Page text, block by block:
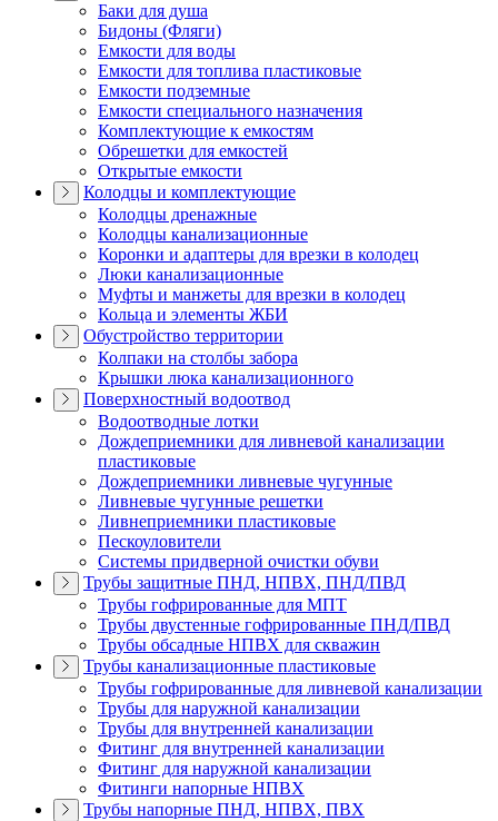
Баки для душа
Бидоны (Фляги)
Емкости для воды
Емкости для топлива пластиковые
Емкости подземные
Емкости специального назначения
Комплектующие к емкостям
Обрешетки для емкостей
Открытые емкости
Колодцы и комплектующие
Колодцы дренажные
Колодцы канализационные
Коронки и адаптеры для врезки в колодец
Люки канализационные
Муфты и манжеты для врезки в колодец
Кольца и элементы ЖБИ
Обустройство территории
Колпаки на столбы забора
Крышки люка канализационного
Поверхностный водоотвод
Водоотводные лотки
Дождеприемники для ливневой канализации
пластиковые
Дождеприемники ливневые чугунные
Ливневые чугунные решетки
Ливнеприемники пластиковые
Пескоуловители
Системы придверной очистки обуви
Трубы защитные ПНД, НПВХ, ПНД/ПВД
Трубы гофрированные для МПТ
Трубы двустенные гофрированные ПНД/ПВД
Трубы обсадные НПВХ для скважин
Трубы канализационные пластиковые
Трубы гофрированные для ливневой канализации
Трубы для наружной канализации
Трубы для внутренней канализации
Фитинг для внутренней канализации
Фитинг для наружной канализации
Фитинги напорные НПВХ
Трубы напорные ПНД, НПВХ, ПВХ